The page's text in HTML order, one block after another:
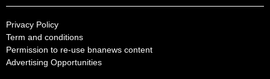
Privacy Policy
Term and conditions
Permission to re-use bnanews content
Advertising Opportunities